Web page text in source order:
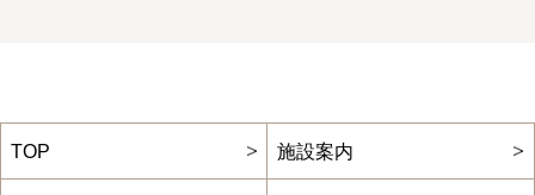
TOP 施設案内